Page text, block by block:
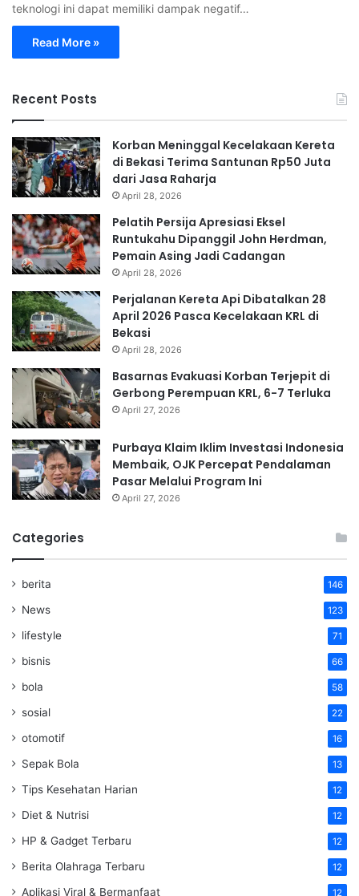
teknologi ini dapat memiliki dampak negatif…
Read More »
Recent Posts
Korban Meninggal Kecelakaan Kereta
di Bekasi Terima Santunan Rp50 Juta
dari Jasa Raharja
April 28, 2026
Pelatih Persija Apresiasi Eksel
Runtukahu Dipanggil John Herdman,
Pemain Asing Jadi Cadangan
April 28, 2026
Perjalanan Kereta Api Dibatalkan 28
April 2026 Pasca Kecelakaan KRL di
Bekasi
April 28, 2026
Basarnas Evakuasi Korban Terjepit di
Gerbong Perempuan KRL, 6-7 Terluka
April 27, 2026
Purbaya Klaim Iklim Investasi Indonesia
Membaik, OJK Percepat Pendalaman
Pasar Melalui Program Ini
April 27, 2026
Categories
berita 146
News 123
lifestyle 71
bisnis 66
bola 58
sosial 22
otomotif 16
Sepak Bola 13
Tips Kesehatan Harian 12
Diet & Nutrisi 12
HP & Gadget Terbaru 12
Berita Olahraga Terbaru 12
Aplikasi Viral & Bermanfaat 12